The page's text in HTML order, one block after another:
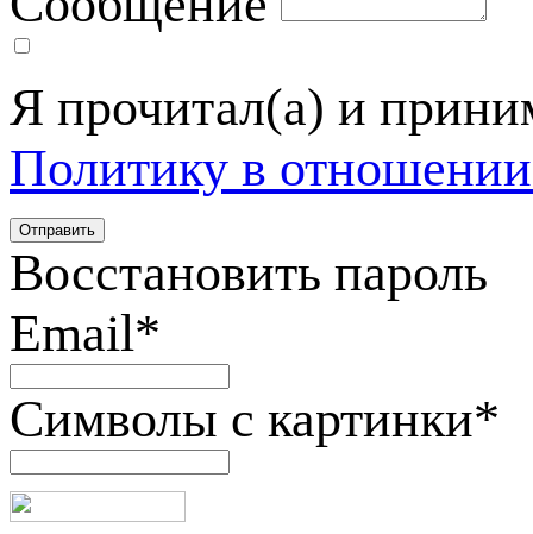
Я прочитал(а) и
Политику в
Восстановить пароль
Email*
Символы с картинки*